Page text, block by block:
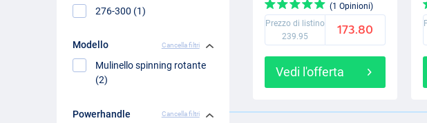
276-300 (1)
Modello Cancella filtri
Mulinello spinning rotante
(2)
Powerhandle Cancella filtri
(1 Opinioni)
Prezzo di listino
239.95
173.80
Vedi l'offerta